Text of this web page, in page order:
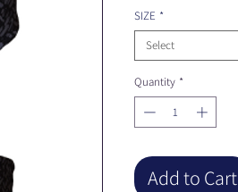
SIZE *
Select
Quantity *
Add to Cart